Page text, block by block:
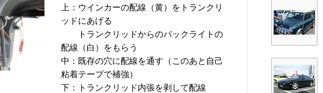
上：ウインカーの配線（黄）をトランクリ
ッドにあげる
トランクリッドからのバックライトの
配線（白）をもらう
中：既存の穴に配線を通す（このあと自己
粘着テープで補強）
下：トランクリッド内張を剥して配線